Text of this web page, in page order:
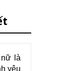
nữ là
yêu